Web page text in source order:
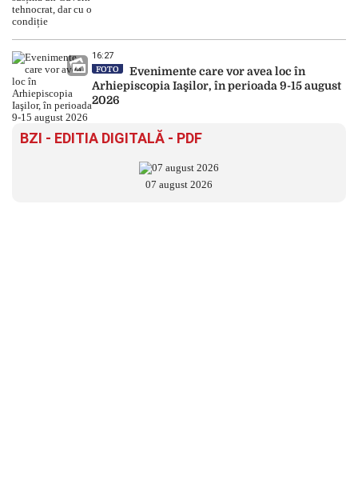
16:27
FOTO
Evenimente care vor avea loc în
Arhiepiscopia Iaşilor, în perioada 9-15 august
2026
BZI - EDITIA DIGITALĂ - PDF
07 august 2026